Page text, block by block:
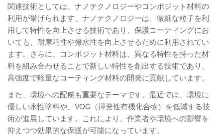
関連技術としては、ナノテクノロジーやコンポジット材料の
利用が挙げられます。ナノテクノロジーは、微細な粒子を利
用して特性を向上させる技術であり、保護コーティングにお
いても、耐摩耗性や撥水性を向上させるために利用されてい
ます。さらに、コンポジット材料は、異なる特性を持った材
料を組み合わせることで新しい特性を創出する技術であり、
高強度で軽量なコーティング材料の開発に貢献しています。
また、環境への配慮も重要なテーマです。最近では、環境に
優しい水性塗料や、VOC（揮発性有機化合物）を低減する技
術が進展しています。これにより、作業者や環境への影響を
抑えつつ効果的な保護が可能になっています。